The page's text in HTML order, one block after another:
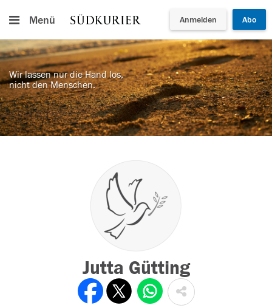
Menü Anmelden Abo
Wir lassen nur die Hand los,
nicht den Menschen.
Jutta Gütting